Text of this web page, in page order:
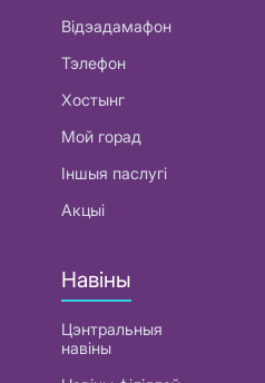
Відэадамафон
Тэлефон
Хостынг
Мой горад
Іншыя паслугі
Акцыі
Навіны
Цэнтральныя
навіны